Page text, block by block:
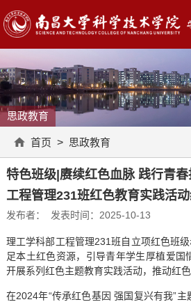
思政教育
首页 > 思政教育
特色班级|赓续红色血脉 践行青
工程管理231班红色教育实践活
发布者： 发表时间：2025-10-13
理工学科部工程管理231班自立项红色班
足本土红色资源，引导青年学生厚植爱国
开展系列红色主题教育实践活动，推动红色
在2024年“传承红色基因 强国复兴有我”